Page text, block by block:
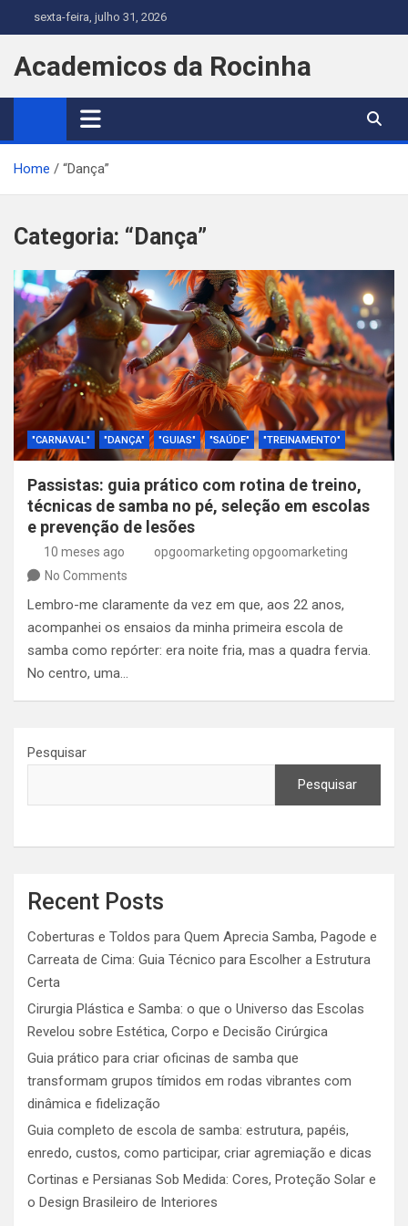
to
content
sexta-feira, julho 31, 2026
Academicos da Rocinha
Home “Dança”
Categoria: “Dança”
"CARNAVAL" "DANÇA" "GUIAS" "SAÚDE" "TREINAMENTO"
Passistas: guia prático com rotina de treino,
técnicas de samba no pé, seleção em escolas
e prevenção de lesões
10 meses ago
opgoomarketing opgoomarketing
No Comments
Lembro-me claramente da vez em que, aos 22 anos,
acompanhei os ensaios da minha primeira escola de
samba como repórter: era noite fria, mas a quadra fervia.
No centro, uma…
Pesquisar
Pesquisar
Recent Posts
Coberturas e Toldos para Quem Aprecia Samba, Pagode e
Carreata de Cima: Guia Técnico para Escolher a Estrutura
Certa
Cirurgia Plástica e Samba: o que o Universo das Escolas
Revelou sobre Estética, Corpo e Decisão Cirúrgica
Guia prático para criar oficinas de samba que
transformam grupos tímidos em rodas vibrantes com
dinâmica e fidelização
Guia completo de escola de samba: estrutura, papéis,
enredo, custos, como participar, criar agremiação e dicas
Cortinas e Persianas Sob Medida: Cores, Proteção Solar e
o Design Brasileiro de Interiores